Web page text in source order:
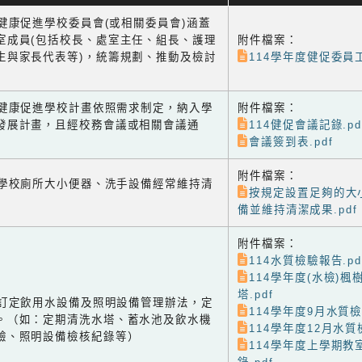
康促進學校委員會(或相關委員會)涵蓋
成員(包括校長、處室主任、組長、護理
與家長代表等)，統籌規劃、推動及檢討
附件檔案：
114學年度健促委員
康促進學校計畫依照需求制定，納入學
展計畫，且經校務會議或相關會議通
附件檔案：
114健促會議記錄
會議簽到表.pdf
校廁所大小便器、洗手設備經常維持清
附件檔案：
按規定設置足夠的大
備並維持清潔成果.pdf
定飲用水設備及照明設備管理辦法，定
（如：定期清洗水塔、蓄水池及飲水機
、照明設備檢核紀錄等）
附件檔案：
114水質檢驗報告
114學年度(水檢)楓
塔.pdf
114學年度9月水質
114學年度12月水
114學年度上學期教